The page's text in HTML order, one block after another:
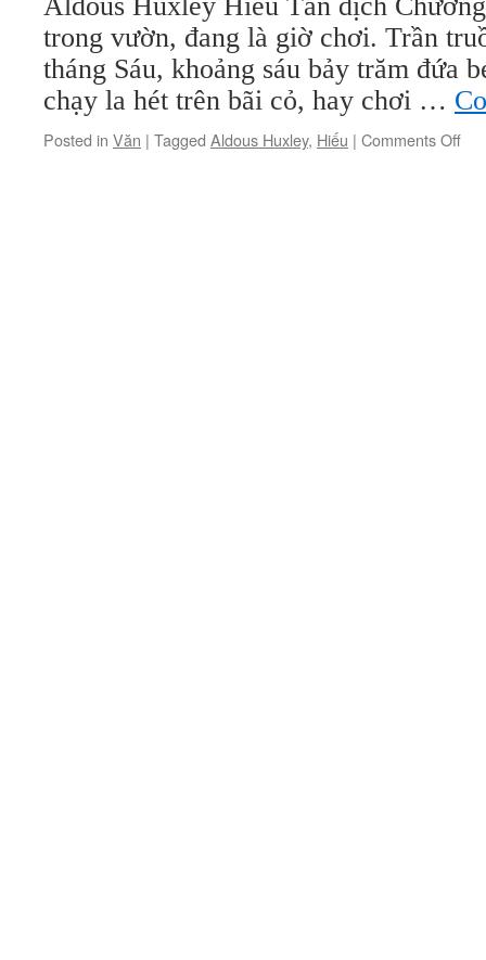
trong vườn, đang là giờ chơi. Trần
tháng Sáu, khoảng sáu bảy trăm đứa
chạy la hét trên bãi cỏ, hay chơi …
Posted in Văn | Tagged Aldous Huxley, Hiếu | Comments Offon